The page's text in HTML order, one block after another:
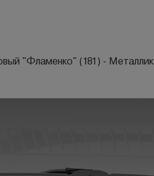
"Фламенко" (181) - Металлик